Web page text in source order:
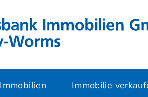
Immobilien Immobilie